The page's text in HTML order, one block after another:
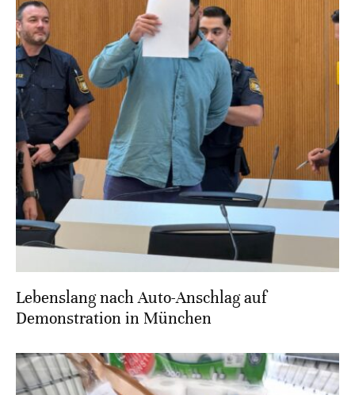
Lebenslang nach Auto-Anschlag auf
Demonstration in München